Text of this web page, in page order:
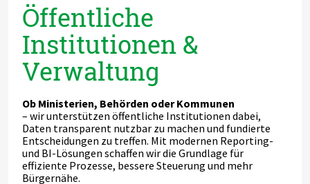
Öffentliche
Institutionen &
Verwaltung
Ob Ministerien, Behörden oder Kommunen
– wir unterstützen öffentliche Institutionen dabei,
Daten transparent nutzbar zu machen und fundierte
Entscheidungen zu treffen. Mit modernen Reporting-
und BI-Lösungen schaffen wir die Grundlage für
effiziente Prozesse, bessere Steuerung und mehr
Bürgernähe.